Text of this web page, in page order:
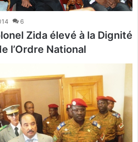
6
Zida élevé à la Dignité
l’Ordre National